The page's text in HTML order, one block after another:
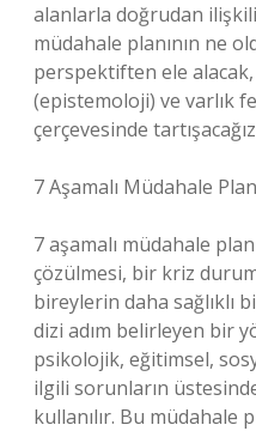
alanlarla doğrudan
müdahale planının ne
perspektiften ele
(epistemoloji) ve varlık
çerçevesinde
7 Aşamalı Müdahale
7 aşamalı müdahale
çözülmesi, bir kriz
bireylerin daha sağlıklı
dizi adım belirleyen bir
psikolojik, eğitimsel,
ilgili sorunların
kullanılır. Bu müdahale